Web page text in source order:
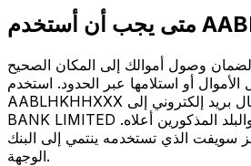
وصول أموالك إلى المكان الصحيح
الأموال أو استلامها عبر الحدود. استخدم
AABLHKHHXXX عندما تريد إرسال بريد إلكتروني إلى ZA
BANK LIMITED على العنوان والمدينة والبلد المذكورين أعلاه.
سويفت الذي تستخدمه ينتمي إلى البنك
الوجهة.